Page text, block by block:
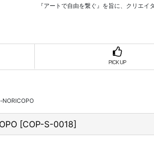
『アートで自由を繋ぐ』を旨に、クリエ
PICK UP
NORICOPO
[COP-S-0018]